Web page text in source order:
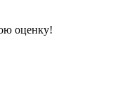
оценку!